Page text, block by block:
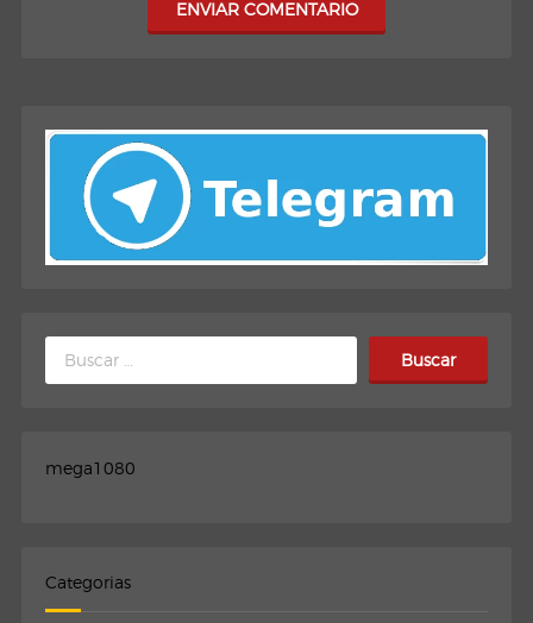
ENVIAR COMENTARIO
Buscar:
mega1080
Categorias